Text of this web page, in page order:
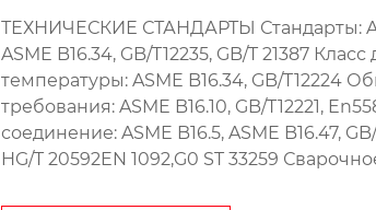
ТЕХНИЧЕСКИЕ СТАНДАРТЫ Стандарты:
ASME B16.34, GB/T12235, GB/T 21387
температуры: ASME B16.34, GB/T12224
требования: ASME B16.10, GB/T12221,
соединение: ASME B16.5, ASME B16.47, GB/
HG/T 20592EN 1092,G0 ST 33259